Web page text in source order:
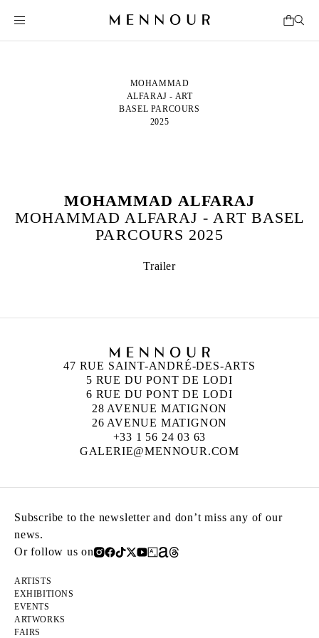
MOHAMMAD
ALFARAJ - ART
BASEL PARCOURS
2025
MOHAMMAD ALFARAJ
MOHAMMAD ALFARAJ - ART BASEL
PARCOURS 2025
Trailer
47 RUE SAINT-ANDRÉ-DES-ARTS
5 RUE DU PONT DE LODI
6 RUE DU PONT DE LODI
28 AVENUE MATIGNON
26 AVENUE MATIGNON
+33 1 56 24 03 63
GALERIE@MENNOUR.COM
Subscribe to the newsletter and don’t miss any of our
news.
Or follow us on
ARTISTS
EXHIBITIONS
EVENTS
ARTWORKS
FAIRS